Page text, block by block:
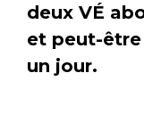
deux VÉ
et peut-être
un jour.